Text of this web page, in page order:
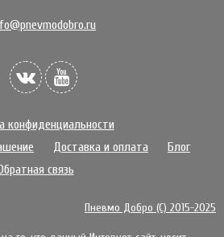
конфиденциальности
Доставка и оплата
Блог
связь
Пневмо Добро (С) 2015-2025